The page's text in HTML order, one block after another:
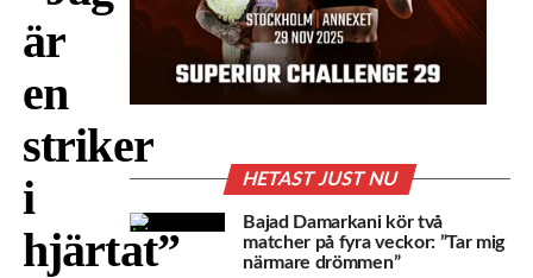
är
en
striker
i
hjärtat”
HETAST JUST NU
Bajad Damarkani kör två
matcher på fyra veckor: ”Tar mig
närmare drömmen”